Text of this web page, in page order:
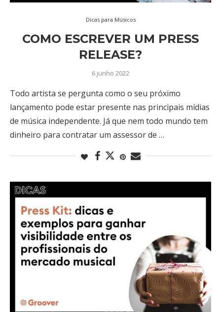
Dicas para Músicos
COMO ESCREVER UM PRESS
RELEASE?
6 junho 2022
Todo artista se pergunta como o seu próximo
lançamento pode estar presente nas principais mídias
de música independente. Já que nem todo mundo tem
dinheiro para contratar um assessor de …